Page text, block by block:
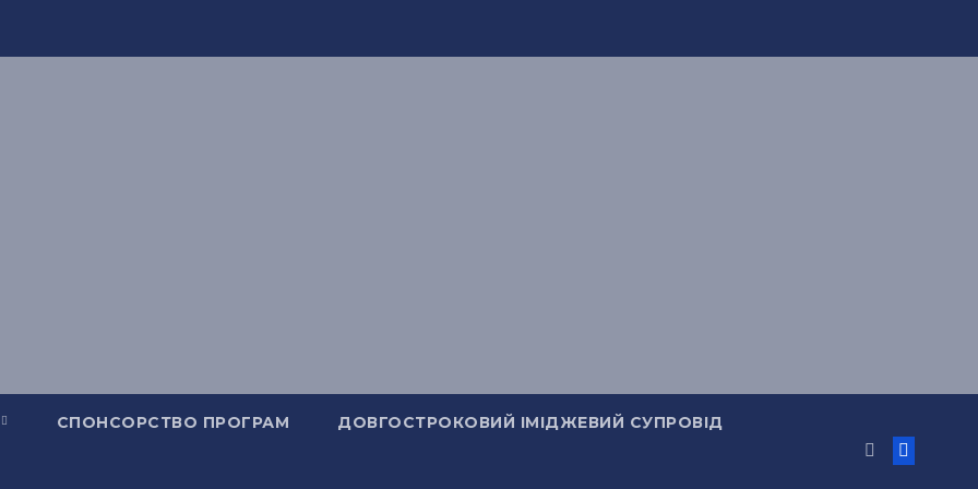
СПОНСОРСТВО ПРОГРАМ ДОВГОСТРОКОВИЙ ІМІДЖЕВИЙ СУПРОВІД